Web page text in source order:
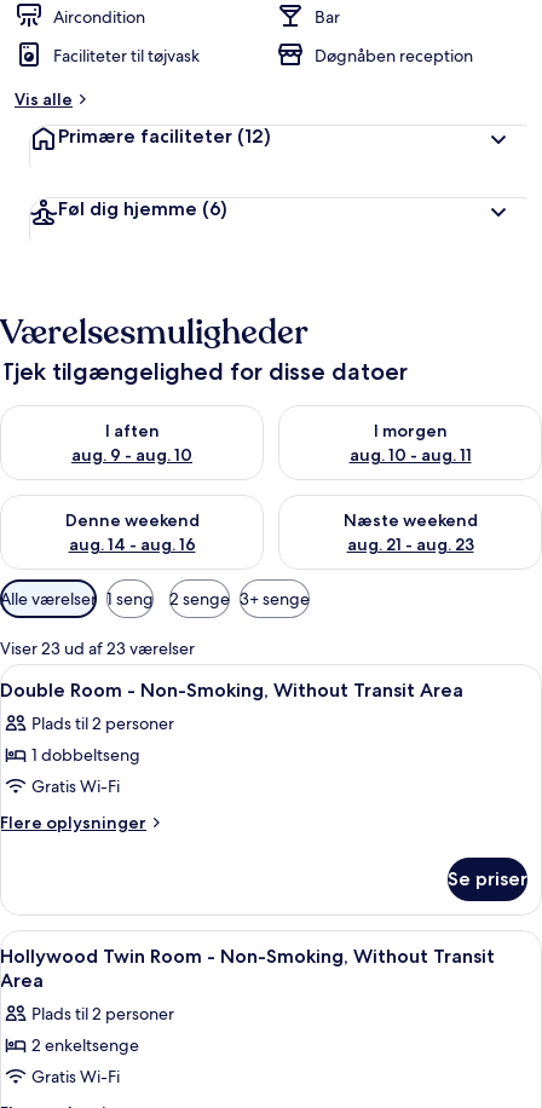
Aircondition
Bar
Faciliteter til tøjvask
Døgnåben reception
Vis alle
Primære faciliteter (12)
Føl dig hjemme (6)
Værelsesmuligheder
Tjek tilgængelighed for disse datoer
I aften
aug. 9 - aug. 10
Tjek tilgængelighed for i aften aug. 9 - aug. 10
I morgen
aug. 10 - aug. 11
Tjek tilgængelighed for i
Denne weekend
aug. 14 - aug. 16
Tjek tilgængelighed for denne weekend aug. 14 - aug. 16
Næste weekend
aug. 21 - aug. 23
Tjek tilgængelighed for næste
Tilgængelige
filtre
for
værelser
Alle værelser 1 seng 2 senge 3+ senge
Viser 23 ud af 23 værelser
Indlæs
alle
billeder
af
Double
Room
Smoking,
Without
Transit
Area
Et hotelværelse med seng, sofa, et
7
Double Room - Non-Smoking, Without Transit Area
Plads til 2 personer
1 dobbeltseng
Gratis Wi-Fi
Flere oplysninger
Flere
Room
Non-
Smoking,
Transit
Area
Se priser
Indlæs
alle
billeder
af
Hollywood
Twin
Et moderne hotelværelse med en
6
Hollywood Twin Room - Non-Smoking, Without Transit
Area
Plads til 2 personer
2 enkeltsenge
Gratis Wi-Fi